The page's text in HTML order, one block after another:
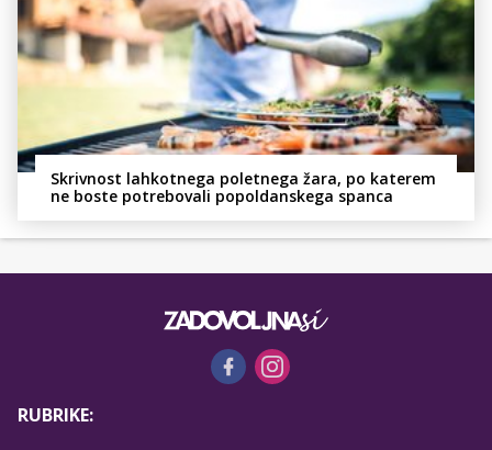
Skrivnost lahkotnega poletnega žara, po katerem
ne boste potrebovali popoldanskega spanca
RUBRIKE: